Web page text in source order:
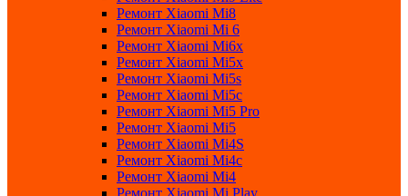
Ремонт Xiaomi Mi8
Ремонт Xiaomi Mi 6
Ремонт Xiaomi Mi6x
Ремонт Xiaomi Mi5x
Ремонт Xiaomi Mi5s
Ремонт Xiaomi Mi5c
Ремонт Xiaomi Mi5 Pro
Ремонт Xiaomi Mi5
Ремонт Xiaomi Mi4S
Ремонт Xiaomi Mi4c
Ремонт Xiaomi Mi4
Ремонт Xiaomi Mi Play